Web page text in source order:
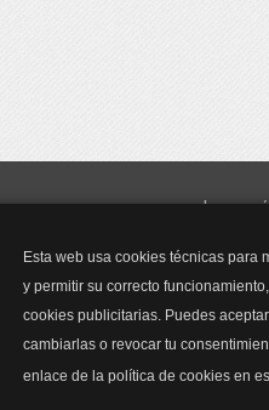
Esta web usa cookies técnicas para
y permitir su correcto
cookies publicitarias. Puedes
cambiarlas o revocar tu
enlace de la política de cookies en
y mucho
Mascarillas
Mascarillas FFP2
Mascarillas FFP3
Bolsos
Bolsos Tous